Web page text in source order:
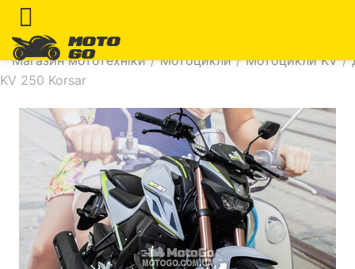
Магазин мототехніки / Мотоцикли / Мотоцикли KV /
KV 250 Korsar